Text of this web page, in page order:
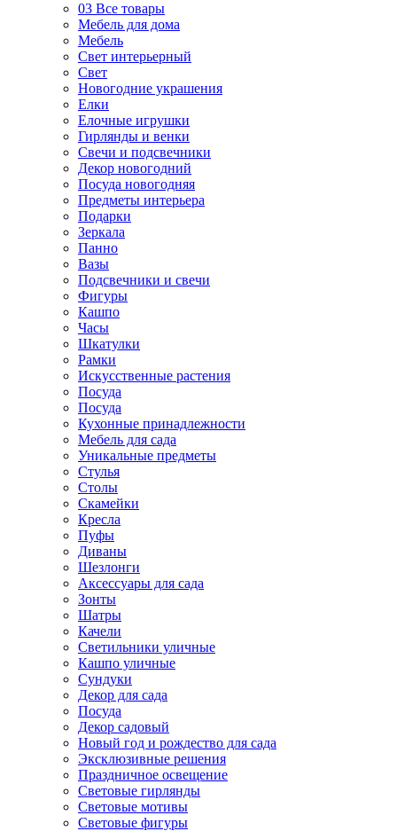
03 Все товары
Мебель для дома
Мебель
Свет интерьерный
Свет
Новогодние украшения
Елки
Елочные игрушки
Гирлянды и венки
Свечи и подсвечники
Декор новогодний
Посуда новогодняя
Предметы интерьера
Подарки
Зеркала
Панно
Вазы
Подсвечники и свечи
Фигуры
Кашпо
Часы
Шкатулки
Рамки
Искусственные растения
Посуда
Посуда
Кухонные принадлежности
Мебель для сада
Уникальные предметы
Стулья
Столы
Скамейки
Кресла
Пуфы
Диваны
Шезлонги
Аксессуары для сада
Зонты
Шатры
Качели
Cветильники уличные
Кашпо уличные
Сундуки
Декор для сада
Посуда
Декор садовый
Новый год и рождество для сада
Эксклюзивные решения
Праздничное освещение
Световые гирлянды
Световые мотивы
Световые фигуры